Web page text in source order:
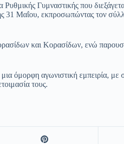
Γυμναστικής που
31 Μαΐου, εκπροσωπώντας τον
και Κορασίδων, ενώ
όμορφη αγωνιστική εμπειρία,
τους.